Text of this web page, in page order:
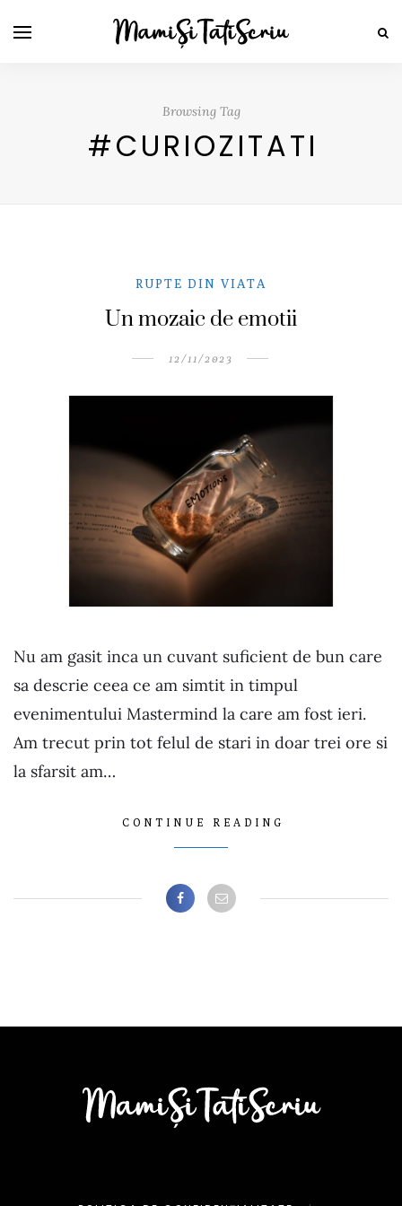
Browsing Tag
#CURIOZITATI
RUPTE DIN VIATA
Un mozaic de emotii
12/11/2023
Nu am gasit inca un cuvant suficient de bun care
sa descrie ceea ce am simtit in timpul
evenimentului Mastermind la care am fost ieri.
Am trecut prin tot felul de stari in doar trei ore si
la sfarsit am…
CONTINUE READING